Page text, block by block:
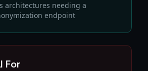
architectures needing a
endpoint
For